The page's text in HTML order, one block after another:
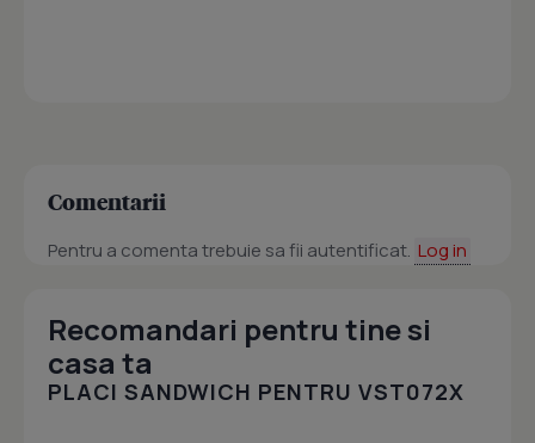
Comentarii
Pentru a comenta trebuie sa fii autentificat. Log in
Recomandari pentru tine si
casa ta
PLACI SANDWICH PENTRU VST072X